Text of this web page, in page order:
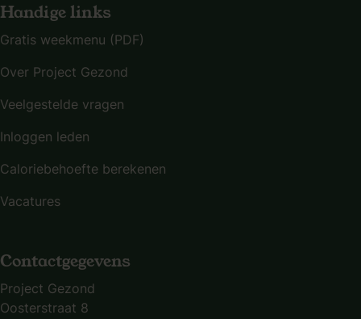
Handige links
Gratis weekmenu (PDF)
Over Project Gezond
Veelgestelde vragen
Inloggen leden
Caloriebehoefte berekenen
Vacatures
Contactgegevens
Project Gezond
Oosterstraat 8